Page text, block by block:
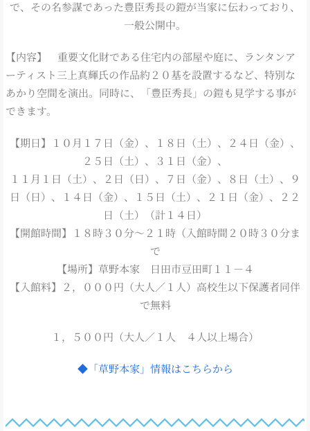
で、その名参謀であった豊臣秀長の鎧が当家に伝わっており、
一般公開中。
【内容】 重要文化財である住宅内の部屋や庭に、ランタンア
ーティスト三上真輝氏の作品約２０基を設置するなど、特別な
あかり空間を演出。同時に、「豊臣秀長」の鎧も見学する事が
できます。
【期日】１０月１７日（金）、１８日（土）、２４日（金）、
２５日（土）、３１日（金）、
１１月１日（土）、２日（日）、７日（金）、８日（土）、９
日（日）、１４日（金）、１５日（土）、２１日（金）、２２
日（土）（計１４日）
【開館時間】１８時３０分～２１時（入館時間２０時３０分ま
で
【場所】草野本家 日田市豆田町１１－４
【入館料】２，０００円（大人／１人）高校生以下保護者同伴
で無料
１，５００円（大人／１人 ４人以上場合）
◆「草野本家」情報はこちらから